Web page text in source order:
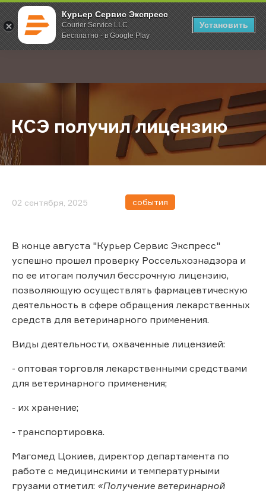
Курьер Сервис Экспресс
Courier Service LLC
Бесплатно - в Google Play
Установить
; Главная О компании Новости КСЭ получил лицензию
КСЭ получил лицензию
02 сентября, 2025 события
В конце августа "Курьер Сервис Экспресс"
успешно прошел проверку Россельхознадзора и
по ее итогам получил бессрочную лицензию,
позволяющую осуществлять фармацевтическую
деятельность в сфере обращения лекарственных
средств для ветеринарного применения.
Виды деятельности, охваченные лицензией:
- оптовая торговля лекарственными средствами
для ветеринарного применения;
- их хранение;
- транспортировка.
Магомед Цокиев, директор департамента по
работе с медицинскими и температурными
грузами отметил: «Получение ветеринарной